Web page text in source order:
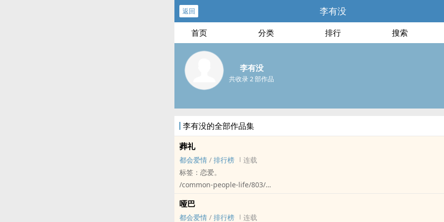
返回 李有没
首页 分类 排行 搜索
李有没
共收录 2 部作品
李有没的全部作品集
葬礼
都会爱情 / 排行榜
连载
标签：恋爱。
/common-people-life/803/
女高中生长大了、年老了，再度回到了久别的家乡、也再度见到了久别的他
哑巴
都会爱情 / 排行榜
连载